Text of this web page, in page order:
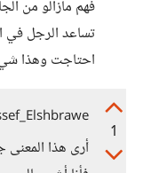
فهم مازالو من
تساعد الرجل في
احتاجت وهذا
1
ًأرى هذا المعنى